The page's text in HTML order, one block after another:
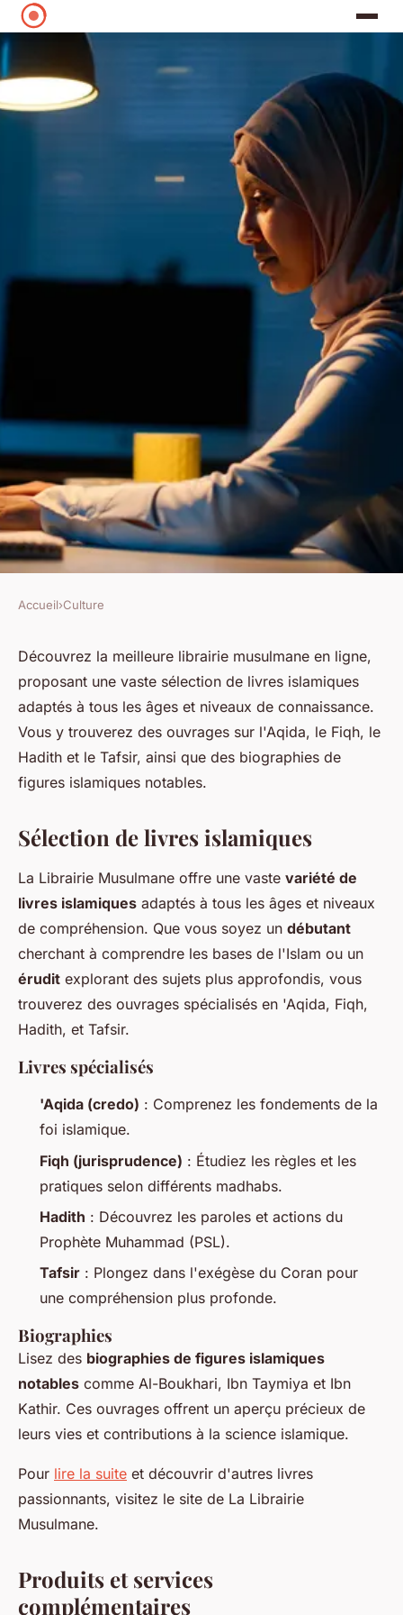
La meilleure librairie
musulmane en ligne pour tous
vos besoins
Nathalie•30 juin 2024•2 min de lecture
Accueil›Culture
Découvrez la meilleure librairie musulmane en ligne,
proposant une vaste sélection de livres islamiques
adaptés à tous les âges et niveaux de connaissance.
Vous y trouverez des ouvrages sur l'Aqida, le Fiqh, le
Hadith et le Tafsir, ainsi que des biographies de
figures islamiques notables.
Sélection de livres islamiques
La Librairie Musulmane offre une vaste variété de
livres islamiques adaptés à tous les âges et niveaux
de compréhension. Que vous soyez un débutant
cherchant à comprendre les bases de l'Islam ou un
érudit explorant des sujets plus approfondis, vous
trouverez des ouvrages spécialisés en 'Aqida, Fiqh,
Hadith, et Tafsir.
Livres spécialisés
'Aqida (credo) : Comprenez les fondements de la
foi islamique.
Fiqh (jurisprudence) : Étudiez les règles et les
pratiques selon différents madhabs.
Hadith : Découvrez les paroles et actions du
Prophète Muhammad (PSL).
Tafsir : Plongez dans l'exégèse du Coran pour
une compréhension plus profonde.
Biographies
Lisez des biographies de figures islamiques
notables comme Al-Boukhari, Ibn Taymiya et Ibn
Kathir. Ces ouvrages offrent un aperçu précieux de
leurs vies et contributions à la science islamique.
Pour lire la suite et découvrir d'autres livres
passionnants, visitez le site de La Librairie
Musulmane.
Produits et services
complémentaires